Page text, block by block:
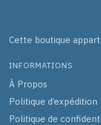
Cette boutique
INFORMATIONS
À Propos
Politique d’expédition
Politique de